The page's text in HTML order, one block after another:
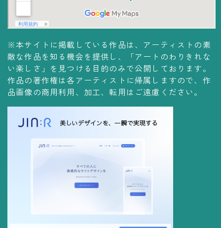
※本サイトに掲載している作品は、アーティストの素
敵な作品を知る機会を提供し、「アートのわりきれな
い楽しさ」を見つける目的のみで公開しております。
作品の著作権は各アーティストに帰属しますので、作
品画像の商用利用、加工、転用はご遠慮ください。